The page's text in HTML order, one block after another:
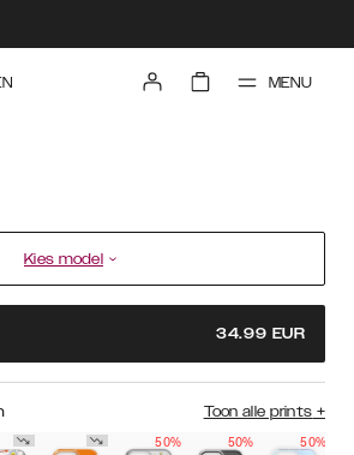
MENU
Kies model
34.99 EUR
Toon alle prints +
50%
50% 50%